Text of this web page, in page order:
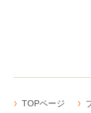
TOPページ